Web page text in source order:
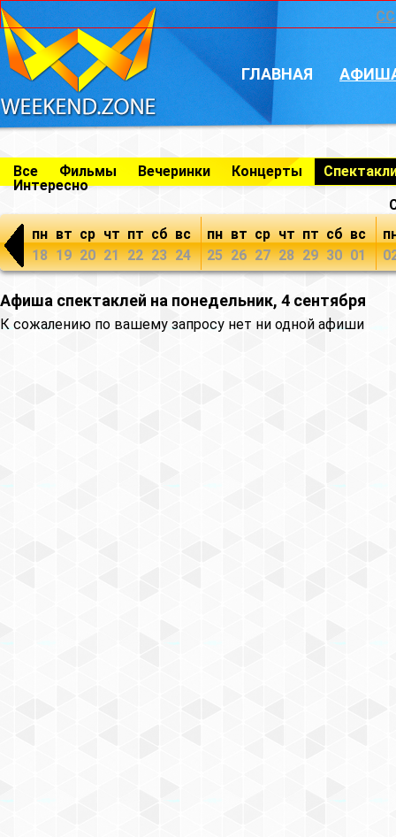
ГЛАВНАЯ
Все Фильмы Вечеринки Концерты
Интересно
пн
18
вт
19
ср
20
чт
21
пт
22
сб
23
вс
24
пн
25
вт
26
ср
27
чт
28
пт
29
сб
30
вс
01
Афиша спектаклей на понедельник, 4 сентября
К сожалению по вашему запросу нет ни одной афиши